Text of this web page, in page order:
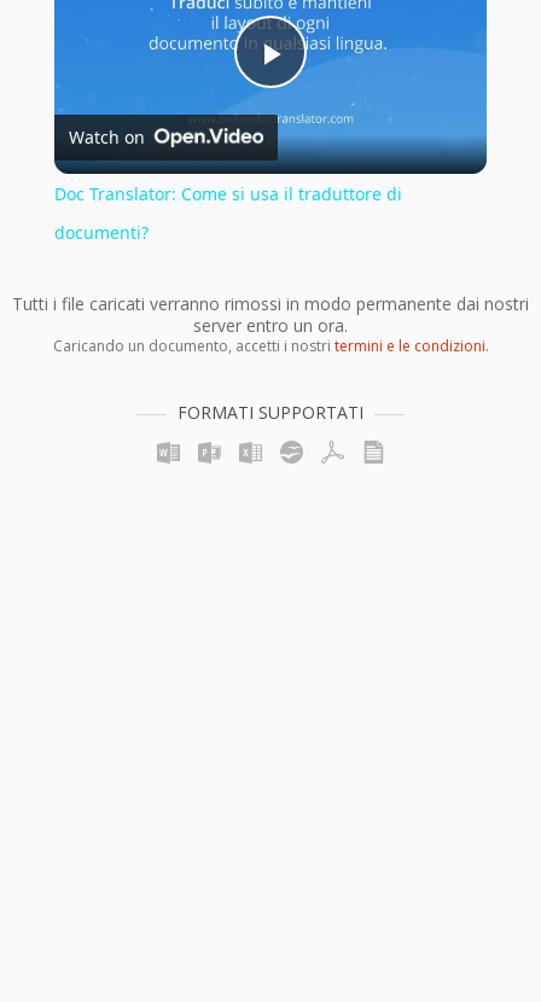
Play
Video
Watch on
Doc Translator: Come si usa il traduttore di
documenti?
Tutti i file caricati verranno rimossi in modo permanente dai nostri
server entro un ora.
Caricando un documento, accetti i nostri termini e le condizioni.
FORMATI SUPPORTATI